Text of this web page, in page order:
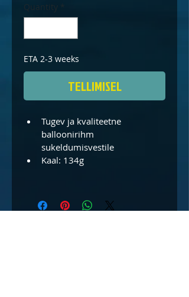
Quantity *
ETA 2-3 weeks
TELLIMISEL
Tugev ja kvaliteetne
balloonirihm
sukeldumisvestile
Kaal: 134g